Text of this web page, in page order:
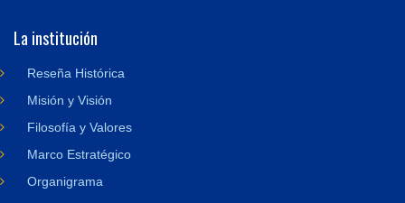
La institución
Reseña Histórica
Misión y Visión
Filosofía y Valores
Marco Estratégico
Organigrama